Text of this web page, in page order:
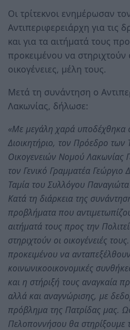
Οι τρίτεκνοι ενημέρωσαν
Αντιπεριφερειάρχη για τις
και για τα αιτήματά τους
προκειμένου να στηριχτούν
οικογένειες, μέλη τους.
Μετά τη συνάντηση ο
Λακωνίας, δήλωσε:
«Με μεγάλη χαρά υποδέχθηκα
Διοικητήριο, τον Πρόεδρο των
Οικογενειών Νομού Λακωνίας
τον Γενικό Γραμματέα Γεώργιο
Ταμία του Συλλόγου
Κατά τη διάρκεια της
προβλήματα που
αιτήματά τους προς την
στηριχτούν οι οικογένειές
προκειμένου να
κοινωνικοοικονομικές
και η στήριξή τους αναγκαία
αλλά και αναγνώρισης, με
πρόβλημα της Πατρίδας μας.
Πελοποννήσου θα στηρίξουμε